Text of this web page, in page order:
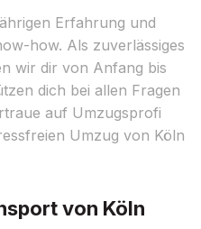
Erfahrung und
how. Als zuverlässiges
wir dir von Anfang bis
dich bei allen Fragen
auf Umzugsprofi
Umzug von Köln
von Köln